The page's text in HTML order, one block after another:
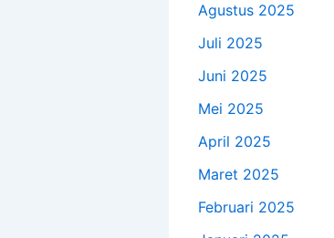
Agustus 2025
Juli 2025
Juni 2025
Mei 2025
April 2025
Maret 2025
Februari 2025